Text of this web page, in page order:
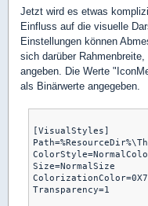
Jetzt wird es etwas
Einfluss auf die visuelle
Einstellungen können
sich darüber
angeben. Die Werte
als Binärwerte angegeben.
[VisualStyles]
Size=NormalSize
Transparency=1